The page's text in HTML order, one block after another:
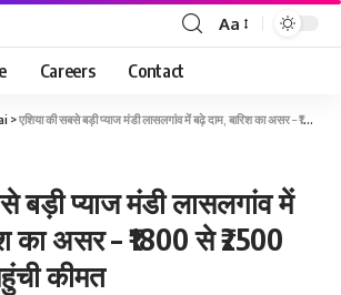
Aa
Careers Contact
>एशिया की सबसे बड़ी प्याज मंडी लासलगांव में बढ़े दाम, बारिश का असर – ₹1800 से ₹2500 क्विंटल तक पहुंची कीमत
बड़ी प्याज मंडी लासलगांव में
का असर – ₹1800 से ₹2500
कीमत